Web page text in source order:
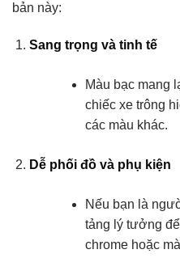
bản này:
Sang trọng và tinh tế
Màu bạc mang
chiếc xe trông
các màu khác.
Dễ phối đồ và phụ kiện
Nếu bạn là
tảng lý tưởng
chrome hoặc